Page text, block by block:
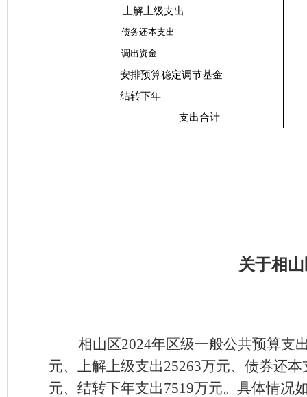
上解上级支出
债务还本支出
调出资金
安排预算稳定调节基金
结转下年
支出合计
关于相
相山区2024年区级一般公共预算支
元、上解上级支出25263万元、债券还本
元、 结转下年支出7519万元。 具体情况